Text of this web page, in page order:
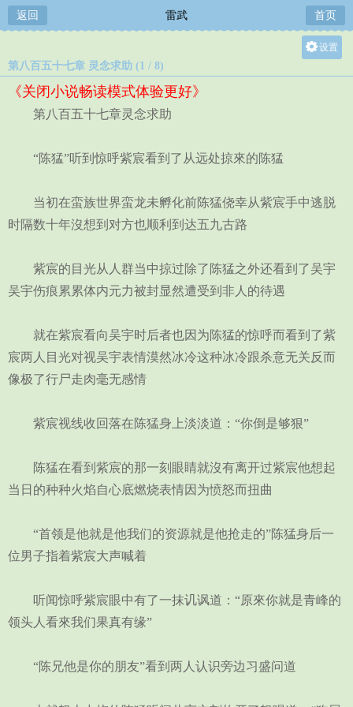
返回 雷武 首页
设置
第八百五十七章 灵念求助 (1 / 8)
《关闭小说畅读模式体验更好》
第八百五十七章灵念求助
“陈猛”听到惊呼紫宸看到了从远处掠來的陈猛
当初在蛮族世界蛮龙未孵化前陈猛侥幸从紫宸手中逃脱
时隔数十年沒想到对方也顺利到达五九古路
紫宸的目光从人群当中掠过除了陈猛之外还看到了吴宇
吴宇伤痕累累体内元力被封显然遭受到非人的待遇
就在紫宸看向吴宇时后者也因为陈猛的惊呼而看到了紫
宸两人目光对视吴宇表情漠然冰冷这种冰冷跟杀意无关反而
像极了行尸走肉毫无感情
紫宸视线收回落在陈猛身上淡淡道：“你倒是够狠”
陈猛在看到紫宸的那一刻眼睛就沒有离开过紫宸他想起
当日的种种火焰自心底燃烧表情因为愤怒而扭曲
“首领是他就是他我们的资源就是他抢走的”陈猛身后一
位男子指着紫宸大声喊着
听闻惊呼紫宸眼中有了一抹讥讽道：“原來你就是青峰的
领头人看來我们果真有缘”
“陈兄他是你的朋友”看到两人认识旁边习盛问道